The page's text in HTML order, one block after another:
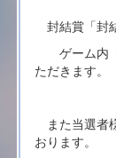
封結賞「封
ゲーム内「
ただきます。
また当選者
おります。